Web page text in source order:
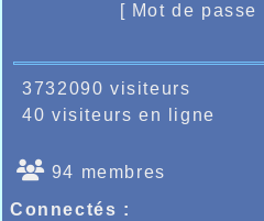
[ Mot de passe
3732090 visiteurs
40 visiteurs en ligne
94 membres
Connectés :